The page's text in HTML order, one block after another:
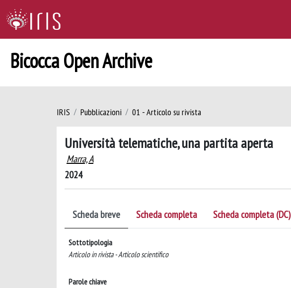
Bicocca Open Archive
IRIS Pubblicazioni 01 - Articolo su rivista
Università telematiche, una partita aperta
Marra, A
2024
Scheda breve Scheda completa Scheda completa (DC)
Sottotipologia
Articolo in rivista - Articolo scientifico
Parole chiave